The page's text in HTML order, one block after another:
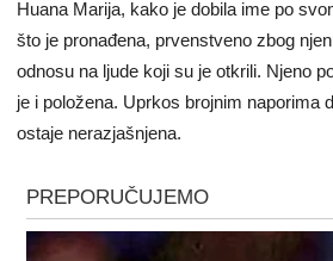
Huana Marija, kako je dobila ime po
što je pronađena, prvenstveno zbog
odnosu na ljude koji su je otkrili. Njeno
je i položena. Uprkos brojnim naporima
ostaje nerazjašnjena.